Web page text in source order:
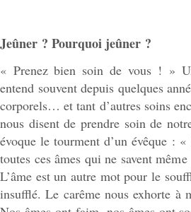
Jeûner ? Pourquoi jeûner ?
« Prenez bien soin de vous ! »
entend souvent depuis quelques
corporels… et tant d’autres soins
nous disent de prendre soin de
évoque le tourment d’un évêque :
toutes ces âmes qui ne savent
L’âme est un autre mot pour le
insufflé. Le carême nous exhorte à